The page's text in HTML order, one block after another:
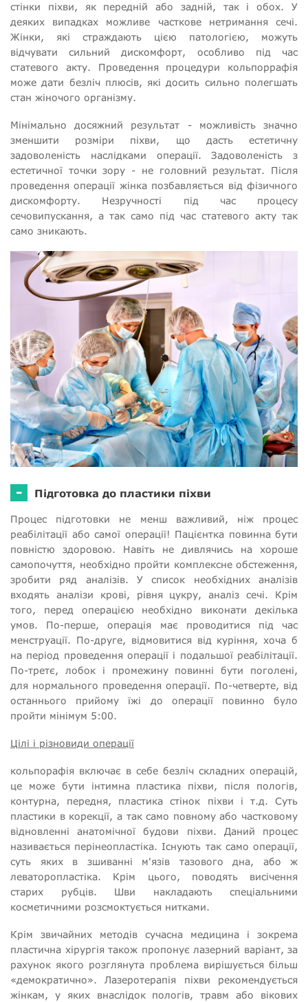
стінки піхви, як передній або задній, так і обох. У
деяких випадках можливе часткове нетримання сечі.
Жінки, які страждають цією патологією, можуть
відчувати сильний дискомфорт, особливо під час
статевого акту. Проведення процедури кольпоррафія
може дати безліч плюсів, які досить сильно полегшать
стан жіночого організму.
Мінімально досяжний результат - можливість значно
зменшити розміри піхви, що дасть естетичну
задоволеність наслідками операції. Задоволеність з
естетичної точки зору - не головний результат. Після
проведення операції жінка позбавляється від фізичного
дискомфорту. Незручності під час процесу
сечовипускання, а так само під час статевого акту так
само зникають.
- Підготовка до пластики піхви
Процес підготовки не менш важливий, ніж процес
реабілітації або самої операції! Пацієнтка повинна бути
повністю здоровою. Навіть не дивлячись на хороше
самопочуття, необхідно пройти комплексне обстеження,
зробити ряд аналізів. У список необхідних аналізів
входять аналізи крові, рівня цукру, аналіз сечі. Крім
того, перед операцією необхідно виконати декілька
умов. По-перше, операція має проводитися під час
менструації. По-друге, відмовитися від куріння, хоча б
на період проведення операції і подальшої реабілітації.
По-третє, лобок і промежину повинні бути поголені,
для нормального проведення операції. По-четверте, від
останнього прийому їжі до операції повинно було
пройти мінімум 5:00.
Цілі і різновиди операції
кольпорафія включає в себе безліч складних операцій,
це може бути інтимна пластика піхви, після пологів,
контурна, передня, пластика стінок піхви і т.д. Суть
пластики в корекції, а так само повному або частковому
відновленні анатомічної будови піхви. Даний процес
називається перінеопластіка. Існують так само операції,
суть яких в зшиванні м'язів тазового дна, або ж
леваторопластіка. Крім цього, поводять висічення
старих рубців. Шви накладають спеціальними
косметичними розсмоктується нитками.
Крім звичайних методів сучасна медицина і зокрема
пластична хірургія також пропонує лазерний варіант, за
рахунок якого розглянута проблема вирішується більш
«демократично». Лазеротерапія піхви рекомендується
жінкам, у яких внаслідок пологів, травм або вікових